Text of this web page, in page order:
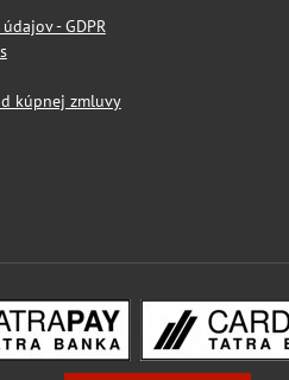
- GDPR
kúpnej zmluvy